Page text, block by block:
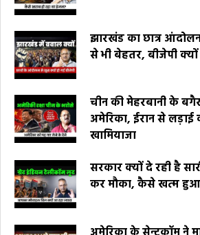
झारखंड का छात्र आंदोलन
से भी बेहतर, बीजेपी
चीन की मेहरबानी के
अमेरिका, ईरान से
खामियाजा
सरकार क्यों दे रही है
कर मौका, कैसे खत्म